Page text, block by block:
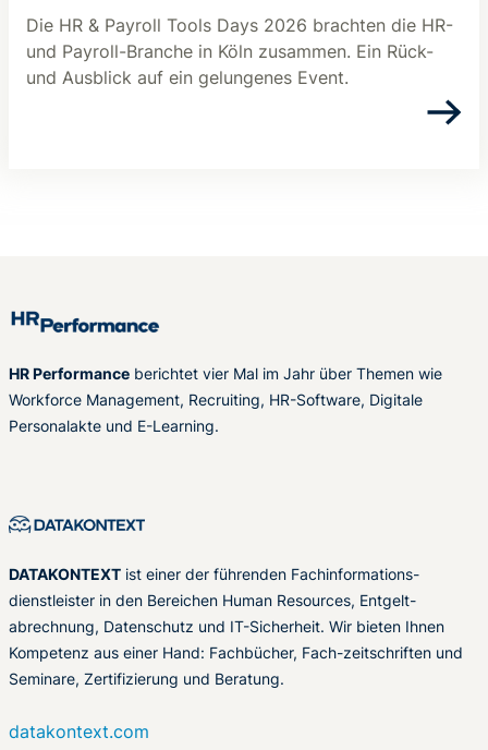
Die HR & Payroll Tools Days 2026 brachten die HR-
und Payroll-Branche in Köln zusammen. Ein Rück-
und Ausblick auf ein gelungenes Event.
HR Performance berichtet vier Mal im Jahr über Themen wie
Workforce Management, Recruiting, HR-Software, Digitale
Personalakte und E-Learning.
DATAKONTEXT ist einer der führenden Fachinformations-
dienstleister in den Bereichen Human Resources, Entgelt-
abrechnung, Datenschutz und IT-Sicherheit. Wir bieten Ihnen
Kompetenz aus einer Hand: Fachbücher, Fach-zeitschriften und
Seminare, Zertifizierung und Beratung.
datakontext.com